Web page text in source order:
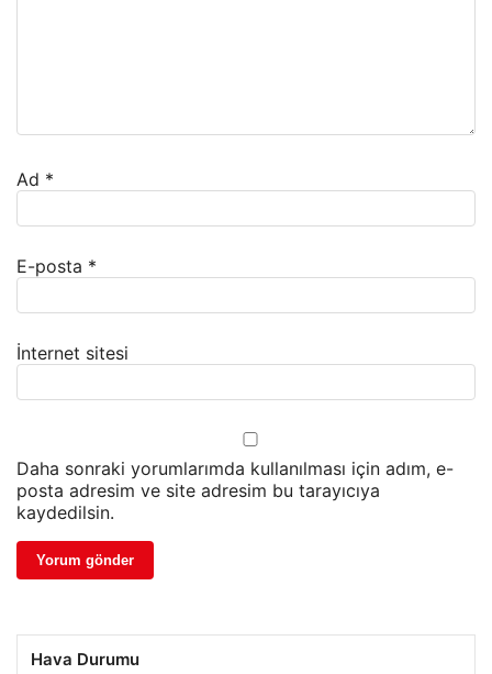
Ad *
E-posta *
İnternet sitesi
Daha sonraki yorumlarımda kullanılması için adım, e-
posta adresim ve site adresim bu tarayıcıya
kaydedilsin.
Hava Durumu